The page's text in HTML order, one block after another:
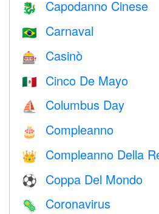
🐉 Capodanno Cinese
🇧🇷 Carnaval
🎰 Casinò
🇲🇽 Cinco De Mayo
⛵️ Columbus Day
🎂 Compleanno
👑 Compleanno Della
⚽ Coppa Del Mondo
🦠 Coronavirus